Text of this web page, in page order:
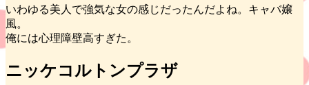
いわゆる美人で強気な女の感じだったんだよね。キャバ嬢
風。
俺には心理障壁高すぎた。
ニッケコルトンプラザ